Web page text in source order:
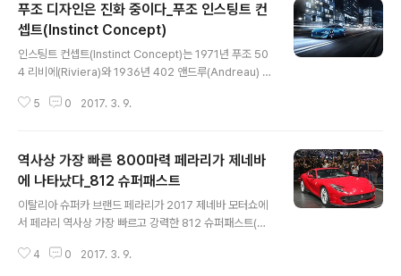
푸조 디자인은 진화 중이다_푸조 인스팅트 컨
셉트(Instinct Concept)
인스팅트 컨셉트(Instinct Concept)는 1971년 푸조 50
4 리비에(Riviera)와 1936년 402 앤드루(Andreau) 에
량이다. 인스팅트 컨셉트는 매끄럽고 유려한 차체에 B필러
한다. 또한 센터콘솔에는 9.7인치 터치스크린을 통해 주행
모드와 자율 주행 모드를 선택할 수 있다. 자율주행 시에는
스티어링 휠과 페달이 보이지 않도록 수납되어 있다가 운
전자가 직접 운전 시에는 작동이 가능하게 나오도록 설계
되었다. 인스팅트 컨셉트는 삼성전자의 사물인터넷 플랫폼
인 아틱 클라우드 (Artik Cloud) 시스템과 연결되어 스마
5 0 2017. 3. 9.
역사상 가장 빠른 800마력 페라리가 제네바
에 나타났다_812 슈퍼패스트
이탈리아 슈퍼카 브랜드 페라리가 2017 제네바 모터쇼에
서 페라리 역사상 가장 빠르고 강력한 812 슈퍼패스트(81
가 출범한 1947년부터 오늘날까지 끊임없이 12기통 엔진
4 0 2017. 3. 9.